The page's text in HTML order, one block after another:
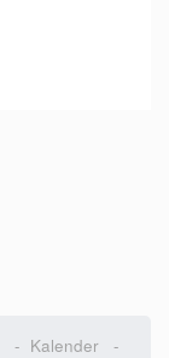
- Kalender -